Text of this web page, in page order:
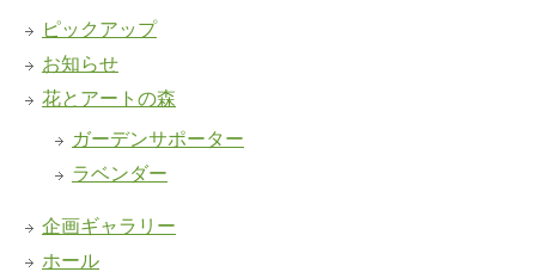
ピックアップ
お知らせ
花とアートの森
ガーデンサポーター
ラベンダー
企画ギャラリー
ホール